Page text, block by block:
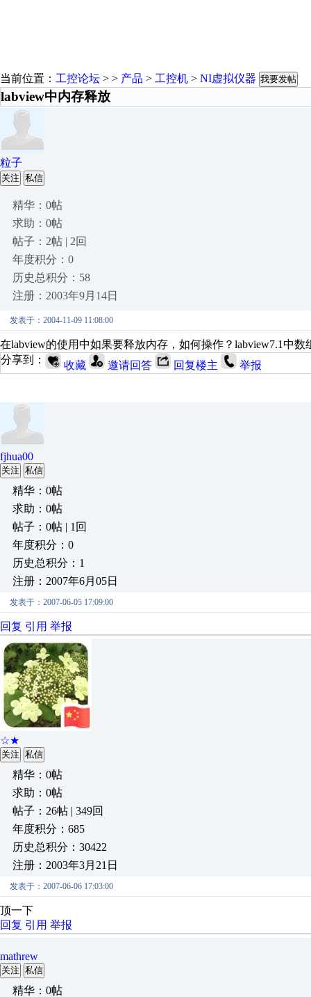
当前位置： 工控论坛 > > 产品 > 工控机 > NI虚拟仪器 我要发帖
labview中内存释放
粒子
关注 私信
精华：0帖
求助：0帖
帖子：2帖 | 2回
年度积分：0
历史总积分：58
注册：2003年9月14日
发表于：2004-11-09 11:08:00
在labview的使用中如果要释放内存，如何操作？labview7.1中
分享到：
收藏 邀请回答 回复楼主 举报
fjhua00
关注 私信
精华：0帖
求助：0帖
帖子：0帖 | 1回
年度积分：0
历史总积分：1
注册：2007年6月05日
发表于：2007-06-05 17:09:00
回复 引用 举报
☆★
关注 私信
精华：0帖
求助：0帖
帖子：26帖 | 349回
年度积分：685
历史总积分：30422
注册：2003年3月21日
发表于：2007-06-06 17:03:00
顶一下
回复 引用 举报
mathrew
关注 私信
精华：0帖